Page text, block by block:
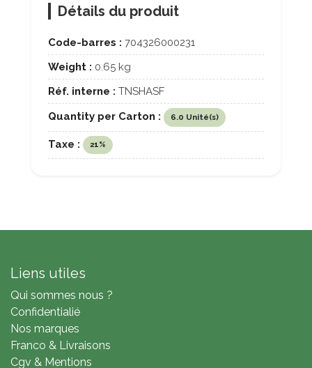
Détails du produit
Code-barres : 704326000231
Weight : 0.65 kg
Réf. interne : TNSHASF
Quantity per Carton :
6.0 Unité(s)
Taxe : 21%
Liens utiles
Qui sommes nous ?
Confidentialié
Nos marques
Franco & Livraisons
Cgv & Mentions